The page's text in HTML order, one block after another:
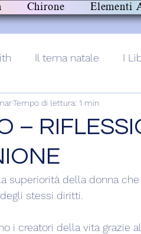
Chirone Elementi
Il tema natale I
Lilith+
–
Tempo di lettura: 1 min
superiorità della donna
stessi diritti.
i creatori della vita grazie